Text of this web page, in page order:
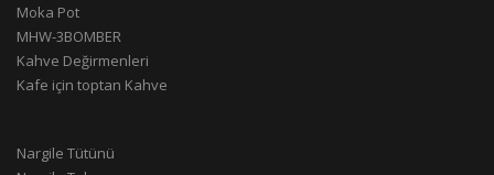
Moka Pot
MHW-3BOMBER
Kahve Değirmenleri
Kafe için toptan Kahve
Nargile Tütünü